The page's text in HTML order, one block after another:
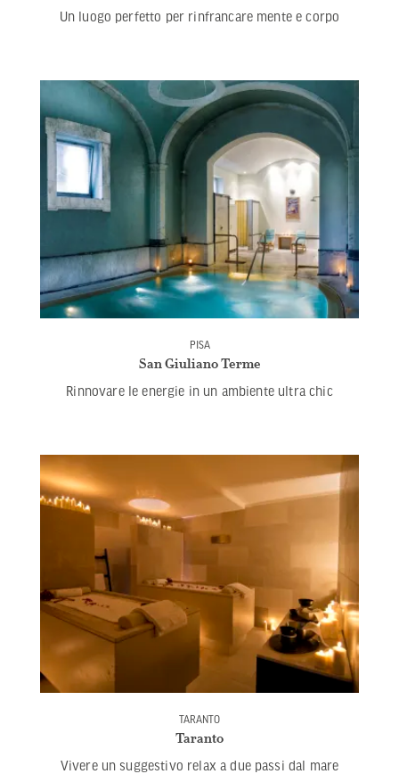
Un luogo perfetto per rinfrancare mente e corpo
PISA
San Giuliano Terme
Rinnovare le energie in un ambiente ultra chic
TARANTO
Taranto
Vivere un suggestivo relax a due passi dal mare